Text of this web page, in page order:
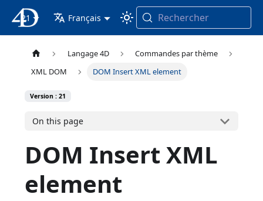
4D Documentation
21 Français Rechercher
Langage 4D
Commandes par thème
XML DOM
DOM Insert XML element
Version : 21
On this page
DOM Insert XML
element